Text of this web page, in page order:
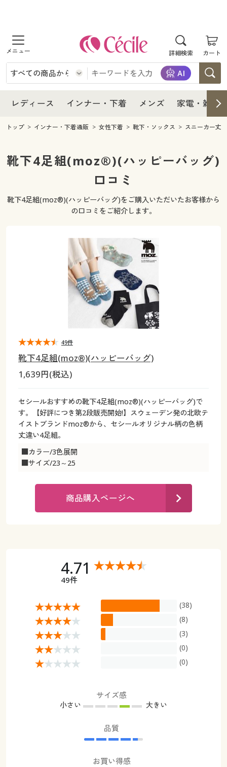
詳細検索 カート
商品を探す
レディース
レディースファッション
女性下着
インナー・下着
インナー・下着通販すべて
女性下着
ジュニア・ティーンズ下着
メンズ
メンズ通販すべて
家電・雑貨
キッチン・雑貨・日用品
寝具・インテリア・家具
寝具・インテリア・家具通販すべて
カーテン・ラグ・ファブリック
美容・健康通販すべて
美容・健康・サプリメント
制服・スクール
制服・スクールすべて
大きいサイズ通販すべて
大きいサイズ レディース服
大きいサイズ レディース下着
大きいサイズ メンズ
大きいサイズ 事務・制服
カタログ
カタログ・チラシからのご注文
デジタルカタログ
カタログ無料プレゼント
会員メニュー
ご利用ガイド
よくある質問とお問い合わせ
レディース インナー・下着 メンズ 家電・雑貨
レディース
レディース通販すべて
レディースファッション
インナー・下着
インナー・下着通販すべて
ジュニア・ティーンズ下着
メンズ
キッチン・雑貨・日用品
寝具・インテリア・家具通販すべて
家具・収納
カーテン・ラグ・ファブリック
美容・健康通販すべて
制服・スクール
ジュニア・ティーンズ下着
大きいサイズ通販すべて
大きいサイズ レディース服
大きいサイズ レディース下着
大きいサイズ メンズ
大きいサイズ 事務・制服
カタログ
カタログ・チラシからのご注文
カタログ無料プレゼント
会員メニュー
ご利用ガイド
よくある質問とお問い合わせ
トップ インナー・下着通販 女性下着 靴下・ソックス スニーカー丈
靴下4足組(moz®)(ハッピーバッグ)
口コミ
靴下4足組(moz®)(ハッピーバッグ)をご購入いただいたお客様から
の口コミをご紹介します。
靴下4足組(moz®)(ハッピーバッグ)
1,639円(税込)
セシールおすすめの靴下4足組(moz®)(ハッピーバッグ)で
す。【好評につき第2段販売開始!】スウェーデン発の北欧テ
イストブランドmoz®から、セシールオリジナル柄の色柄
丈違い4足組。
■カラー/3色展開
■サイズ/23～25
49件
商品購入ページへ
4.71
49件
(38)
(8)
(3)
(0)
(0)
サイズ感
小さい 大きい
品質
お買い得感